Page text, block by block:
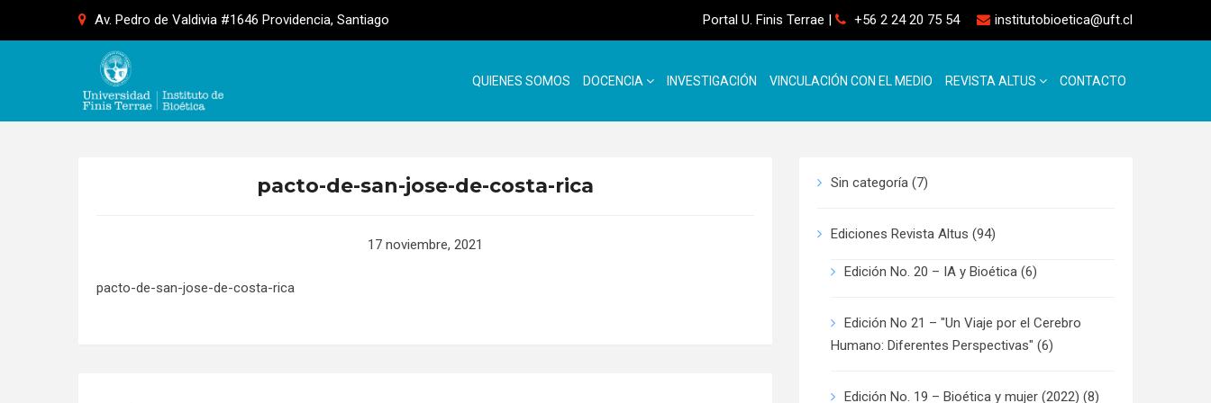
Av. Pedro de Valdivia #1646 Providencia, Santiago Portal U. Finis Terrae | +56 2 24 20 75 54 institutobioetica@uft.cl
QUIENES SOMOS DOCENCIA INVESTIGACIÓN VINCULACIÓN CON EL MEDIO REVISTA ALTUS CONTACTO
pacto-de-san-jose-de-costa-rica
17 noviembre, 2021
pacto-de-san-jose-de-costa-rica
Sin categoría (7)
Ediciones Revista Altus (94)
Edición No. 20 – IA y Bioética (6)
Edición No 21 – "Un Viaje por el Cerebro
Humano: Diferentes Perspectivas" (6)
Edición No. 19 – Bioética y mujer (2022) (8)